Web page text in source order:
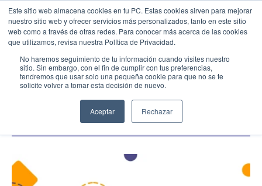
Este sitio web almacena cookies en tu PC. Estas cookies sirven para mejorar
nuestro sitio web y ofrecer servicios más personalizados, tanto en este sitio
web como a través de otras redes. Para conocer más acerca de las cookies
que utilizamos, revisa nuestra Política de Privacidad.
No haremos seguimiento de tu información cuando visites nuestro
sitio. Sin embargo, con el fin de cumplir con tus preferencias,
tendremos que usar solo una pequeña cookie para que no se te
solicite volver a tomar esta decisión de nuevo.
Aceptar Rechazar
Menu Llamar
EMPIEZA AQUÍ
Inicio
Industrias
Cotiza SAP
ERP para PYMEs
Soluciones SAP Sybase estratégicas para la
gestión de datos